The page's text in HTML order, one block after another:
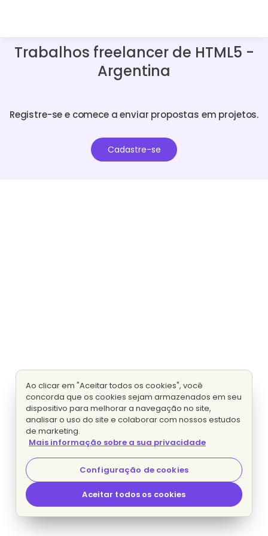
Trabalhos freelancer de HTML5 -
Argentina
Registre-se e comece a enviar propostas em projetos.
Cadastre-se
Ao clicar em "Aceitar todos os cookies", você
concorda que os cookies sejam armazenados em seu
dispositivo para melhorar a navegação no site,
analisar o uso do site e colaborar com nossos estudos
de marketing.
Mais informação sobre a sua privacidade
Configuração de cookies
Aceitar todos os cookies